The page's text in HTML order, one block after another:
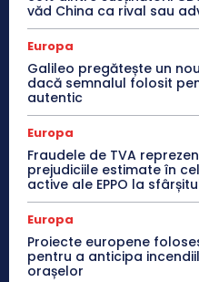
văd China ca rival sau
Europa
Galileo pregătește un
dacă semnalul folosit
autentic
Europa
Fraudele de TVA
prejudiciile estimate în
active ale EPPO la
Europa
Proiecte europene
pentru a anticipa
orașelor